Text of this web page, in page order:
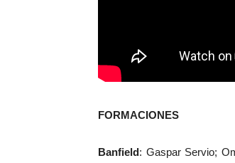
FORMACIONES
Banfield: Gaspar Servio;